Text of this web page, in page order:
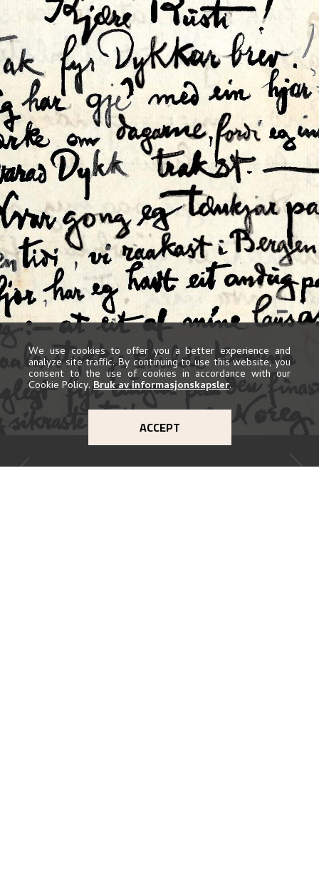
We use cookies to offer you a better experience and
analyze site traffic. By continuing to use this website, you
consent to the use of cookies in accordance with our
Cookie Policy. Bruk av informasjonskapsler.
ACCEPT